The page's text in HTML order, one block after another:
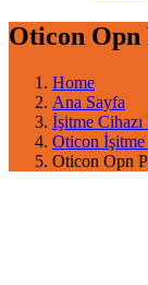
Oticon Opn
Home
Ana Sayfa
İşitme Cihazı
Oticon İşitme
Oticon Opn